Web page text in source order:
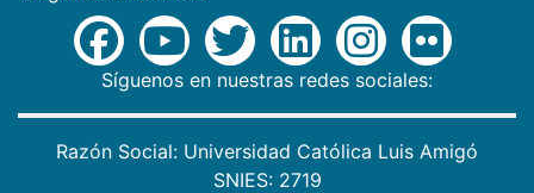
Síguenos en nuestras redes sociales:
Razón Social: Universidad Católica Luis Amigó
SNIES: 2719